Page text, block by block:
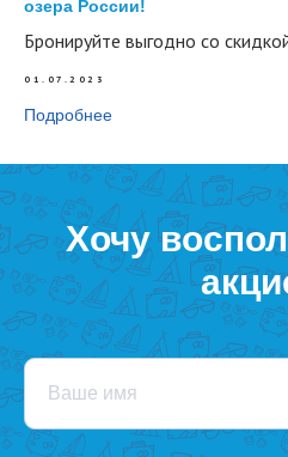
озера России!
Бронируйте выгодно со
01.07.2023
Подробнее
Хочу
Ваше имя